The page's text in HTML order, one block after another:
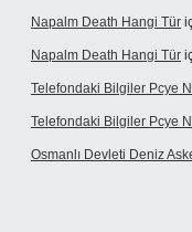
Napalm Death Hangi Tür
Napalm Death Hangi Tür
Telefondaki Bilgiler Pcye
Telefondaki Bilgiler Pcye
Osmanlı Devleti Deniz